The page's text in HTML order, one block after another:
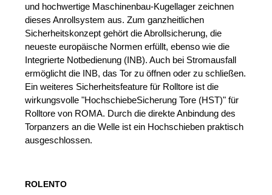
und hochwertige Maschinenbau-Kugellager zeichnen
dieses Anrollsystem aus. Zum ganzheitlichen
Sicherheitskonzept gehört die Abrollsicherung, die
neueste europäische Normen erfüllt, ebenso wie die
Integrierte Notbedienung (INB). Auch bei Stromausfall
ermöglicht die INB, das Tor zu öffnen oder zu schließen.
Ein weiteres Sicherheitsfeature für Rolltore ist die
wirkungsvolle "HochschiebeSicherung Tore (HST)" für
Rolltore von ROMA. Durch die direkte Anbindung des
Torpanzers an die Welle ist ein Hochschieben praktisch
ausgeschlossen.
ROLENTO